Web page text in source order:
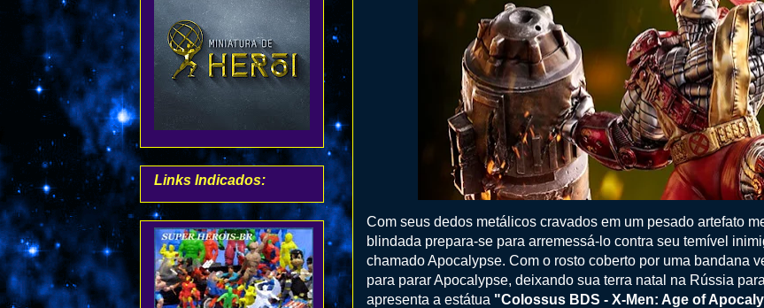
Com seus dedos metálicos cravados em um pesado artefato
blindada prepara-se para arremessá-lo contra seu temível
chamado Apocalypse. Com o rosto coberto por uma bandana
para parar Apocalypse, deixando sua terra natal na Rússia
apresenta a estátua "Colossus BDS - X-Men: Age of
Links Indicados: